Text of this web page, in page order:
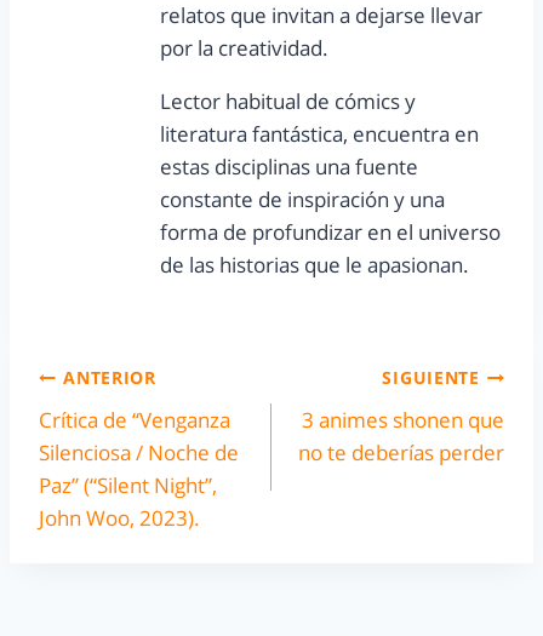
relatos que invitan a dejarse llevar
por la creatividad.
Lector habitual de cómics y
literatura fantástica, encuentra en
estas disciplinas una fuente
constante de inspiración y una
forma de profundizar en el universo
de las historias que le apasionan.
ANTERIOR
Crítica de “Venganza
Silenciosa / Noche de
Paz” (“Silent Night”,
John Woo, 2023).
SIGUIENTE
3 animes shonen que
no te deberías perder